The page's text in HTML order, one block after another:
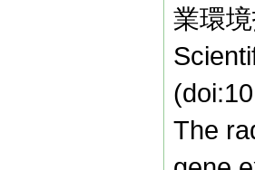
業環
The